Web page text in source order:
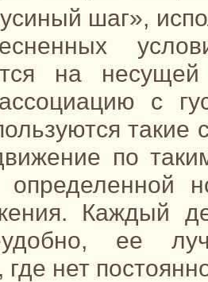
шаг»,
на
с
по
определенной
Каждый
ее
нет